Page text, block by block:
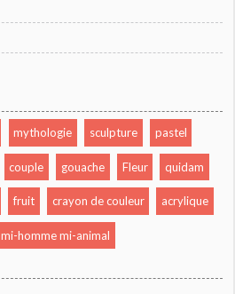
mythologie sculpture pastel
couple gouache Fleur quidam
fruit crayon de couleur acrylique
mi-homme mi-animal